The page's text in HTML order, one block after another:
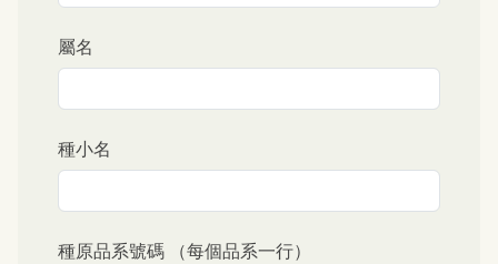
屬名
種小名
種原品系號碼 （每個品系一行）